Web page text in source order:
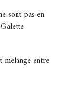
sont pas en
mélange entre